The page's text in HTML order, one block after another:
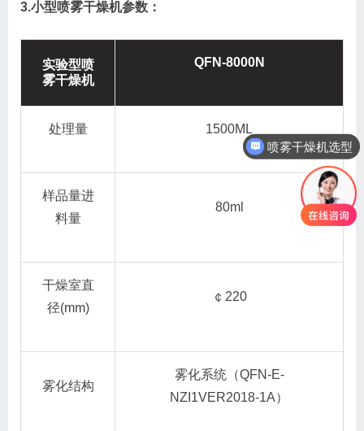
3.小型喷雾干燥机参数：
实验型喷
雾干燥机
QFN-8000N
处理量 1500ML
样品量进
料量
80ml
干燥室直
径(mm)
￠220
雾化结构
雾化系统（QFN-E-
NZI1VER2018-1A）
喷雾干燥机选型